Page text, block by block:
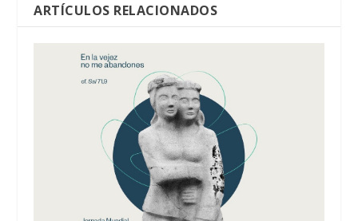
ARTÍCULOS RELACIONADOS